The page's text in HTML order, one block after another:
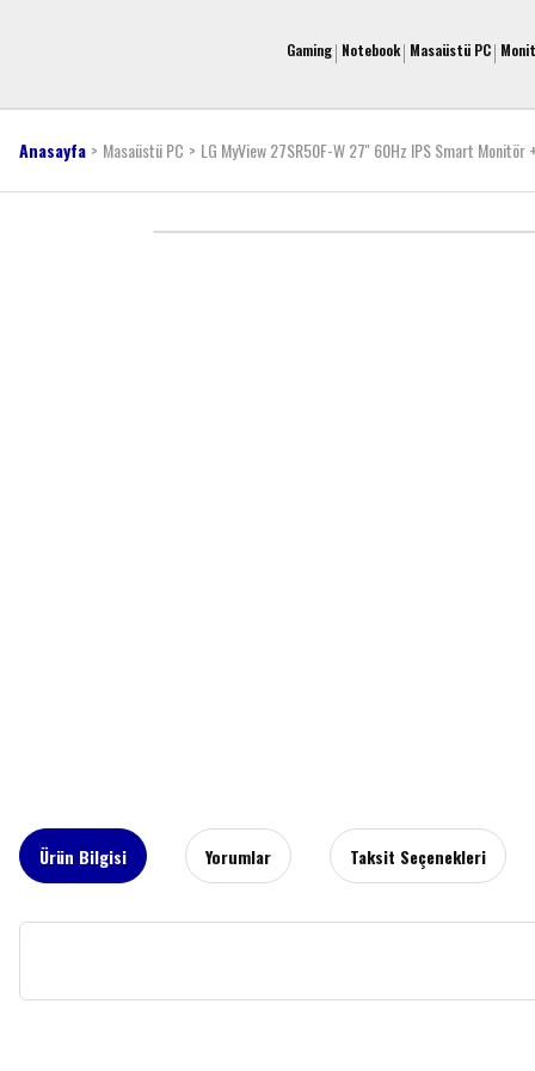
Gaming Notebook Masaüstü PC
Anasayfa Masaüstü PC LG MyView 27SR50F-W 27'' 60Hz IPS Smart
Ürün Bilgisi Yorumlar Taksit Seçenekleri